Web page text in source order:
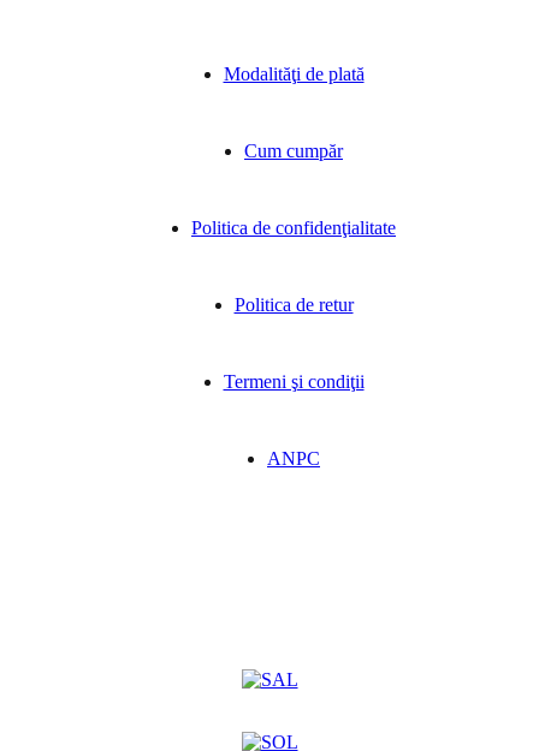
Modalităţi de plată
Cum cumpăr
Politica de confidenţialitate
Politica de retur
Termeni şi condiţii
ANPC